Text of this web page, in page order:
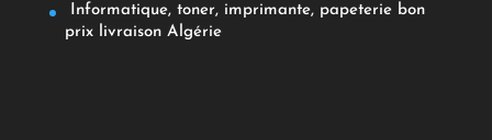
Informatique, toner, imprimante, papeterie bon
prix livraison Algérie